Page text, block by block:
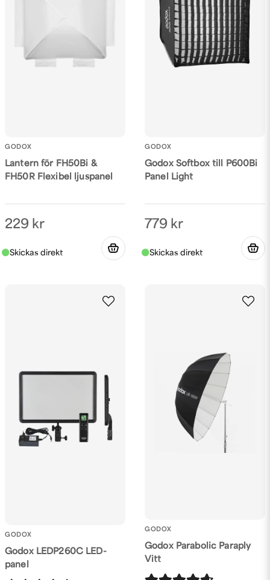
GODOX
Lantern för FH50Bi &
FH50R Flexibel ljuspanel
229 kr
GODOX
Godox Softbox till P600Bi
Panel Light
779 kr
GODOX
Godox LEDP260C LED-
panel
GODOX
Godox Parabolic Paraply
Vitt